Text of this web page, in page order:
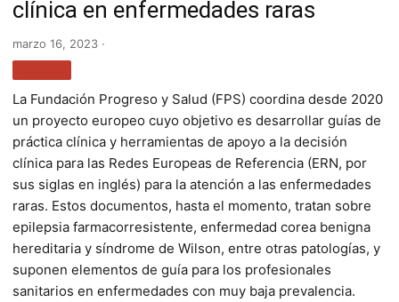
clínica en enfermedades raras
marzo 16, 2023 ·
La Fundación Progreso y Salud (FPS) coordina desde 2020
un proyecto europeo cuyo objetivo es desarrollar guías de
práctica clínica y herramientas de apoyo a la decisión
clínica para las Redes Europeas de Referencia (ERN, por
sus siglas en inglés) para la atención a las enfermedades
raras. Estos documentos, hasta el momento, tratan sobre
epilepsia farmacorresistente, enfermedad corea benigna
hereditaria y síndrome de Wilson, entre otras patologías, y
suponen elementos de guía para los profesionales
sanitarios en enfermedades con muy baja prevalencia.